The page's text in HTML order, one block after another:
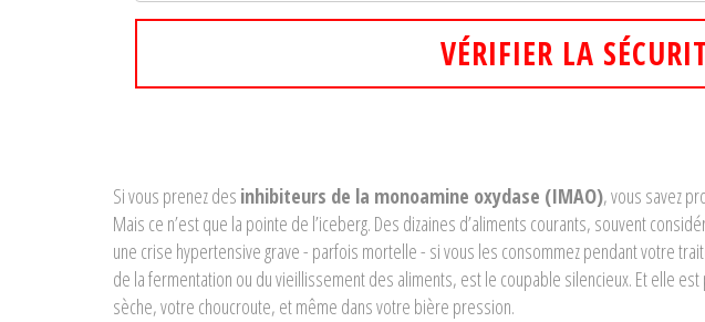
VÉRIFIER LA
Si vous prenez des inhibiteurs de la monoamine oxydase (IMAO), vous savez
Mais ce n’est que la pointe de l’iceberg. Des dizaines d’aliments courants, souvent
une crise hypertensive grave - parfois mortelle - si vous les consommez pendant votre
de la fermentation ou du vieillissement des aliments, est le coupable silencieux. Et elle
sèche, votre choucroute, et même dans votre bière pression.